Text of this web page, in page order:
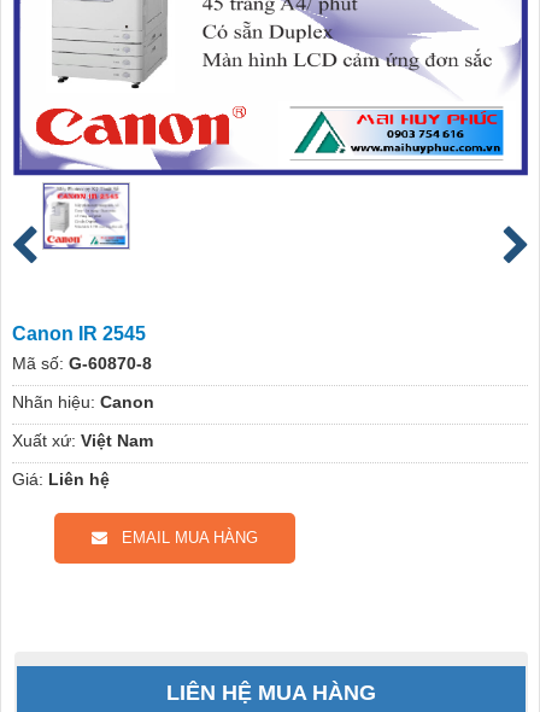
Canon IR 2545
Mã số: G-60870-8
Nhãn hiệu: Canon
Xuất xứ: Việt Nam
Giá: Liên hệ
EMAIL MUA HÀNG
LIÊN HỆ MUA HÀNG